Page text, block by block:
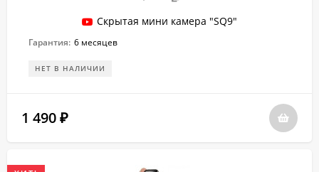
Скрытая мини камера "SQ9"
Гарантия: 6 месяцев
НЕТ В НАЛИЧИИ
1 490 ₽